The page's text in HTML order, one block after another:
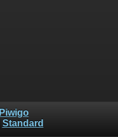
Piwigo
Standard